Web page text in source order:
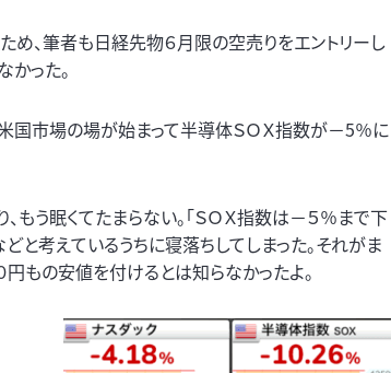
、筆者も日経先物６月限の空売りをエントリーし
った。
国市場の場が始まって半導体ＳＯＸ指数が－5％に
う眠くてたまらない。「ＳＯＸ指数は－５％まで下
と考えているうちに寝落ちしてしまった。それがま
円もの安値を付けるとは知らなかったよ。